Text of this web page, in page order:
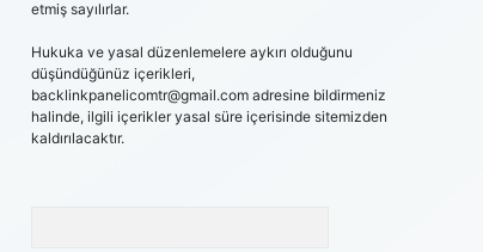
etmiş sayılırlar.
Hukuka ve yasal düzenlemelere aykırı olduğunu
düşündüğünüz içerikleri,
backlinkpanelicomtr@gmail.comadresine bildirmeniz
halinde, ilgili içerikler yasal süre içerisinde sitemizden
kaldırılacaktır.